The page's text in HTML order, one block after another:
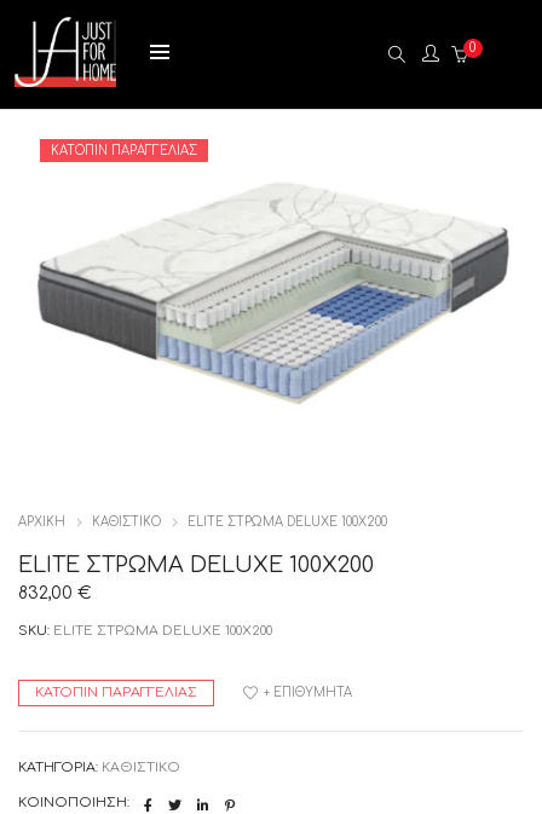
0
ΚΑΤΌΠΙΝ ΠΑΡΑΓΓΕΛΊΑΣ
ΑΡΧΙΚΉ ΚΑΘΙΣΤΙΚΟ ELITE ΣΤΡΩΜΑ DELUXE 100Χ200
ELITE ΣΤΡΩΜΑ DELUXE 100Χ200
832,00 €
SKU: ELITE ΣΤΡΩΜΑ DELUXE 100Χ200
ΚΑΤΌΠΙΝ ΠΑΡΑΓΓΕΛΊΑΣ + ΕΠΙΘΥΜΗΤΆ
ΚΑΤΗΓΟΡΊΑ: ΚΑΘΙΣΤΙΚΟ
ΚΟΙΝΟΠΟΊΗΣΗ: